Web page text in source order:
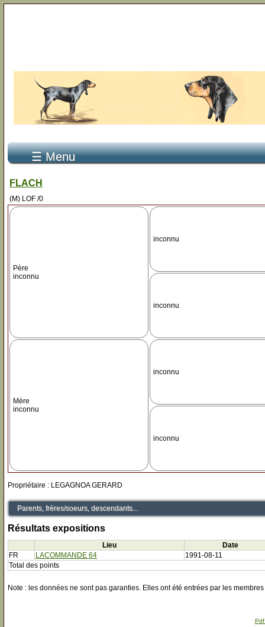
☰ Menu
FLACH
(M) LOF /0
Père
inconnu
inconnu
inconnu
Mère
inconnu
inconnu
inconnu
Propriétaire : LEGAGNOA GERARD
Parents, frères/soeurs, descendants...
Résultats expositions
Lieu
Date
FR
LACOMMANDE 64
1991-08-11
Total des points
Note : les données ne sont pas garanties. Elles ont été entrées par les